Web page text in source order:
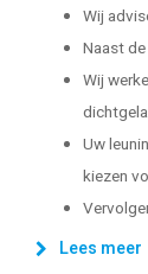
Wij
Naast
Wij
Uw
kiezen
Lees meer